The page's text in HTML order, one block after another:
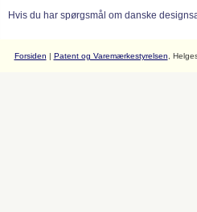
Hvis du har spørgsmål om danske
Forsiden | Patent og Varemærkestyrelsen ,